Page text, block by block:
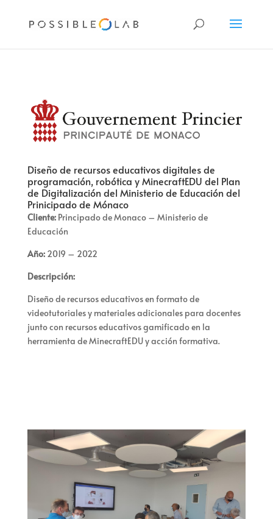
Diseño de recursos educativos digitales de
programación, robótica y MinecraftEDU del Plan
de Digitalización del Ministerio de Educación del
Prinicipado de Mónaco
Cliente: Principado deMonaco– Ministerio de
Educación
Año:2019 – 2022
Descripción:
Diseño de recursos educativos en formato de
videotutoriales y materiales adicionales para docentes
junto con recursoseducativosgamificadoen la
herramienta deMinecraftEDUy acción formativa.